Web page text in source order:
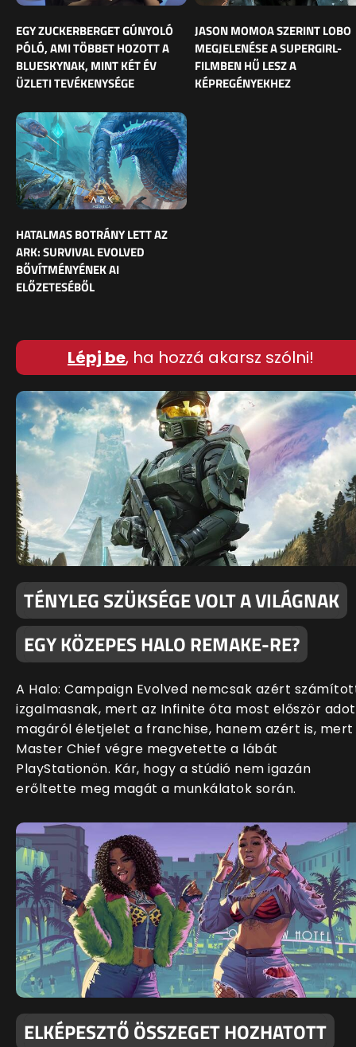
EGY ZUCKERBERGET GÚNYOLÓ
PÓLÓ, AMI TÖBBET HOZOTT A
BLUESKYNAK, MINT KÉT ÉV
ÜZLETI TEVÉKENYSÉGE
JASON MOMOA SZERINT LOBO
MEGJELENÉSE A SUPERGIRL-
FILMBEN HŰ LESZ A
KÉPREGÉNYEKHEZ
HATALMAS BOTRÁNY LETT AZ
ARK: SURVIVAL EVOLVED
BŐVÍTMÉNYÉNEK AI
ELŐZETESÉBŐL
Lépj be, ha hozzá akarsz szólni!
TÉNYLEG SZÜKSÉGE VOLT A VILÁGNAK
EGY KÖZEPES HALO REMAKE-RE?
A Halo: Campaign Evolved nemcsak azért
izgalmasnak, mert az Infinite óta most először
magáról életjelet a franchise, hanem azért is, mert
Master Chief végre megvetette a lábát
PlayStationön. Kár, hogy a stúdió nem igazán
erőltette meg magát a munkálatok során.
ELKÉPESZTŐ ÖSSZEGET HOZHATOTT